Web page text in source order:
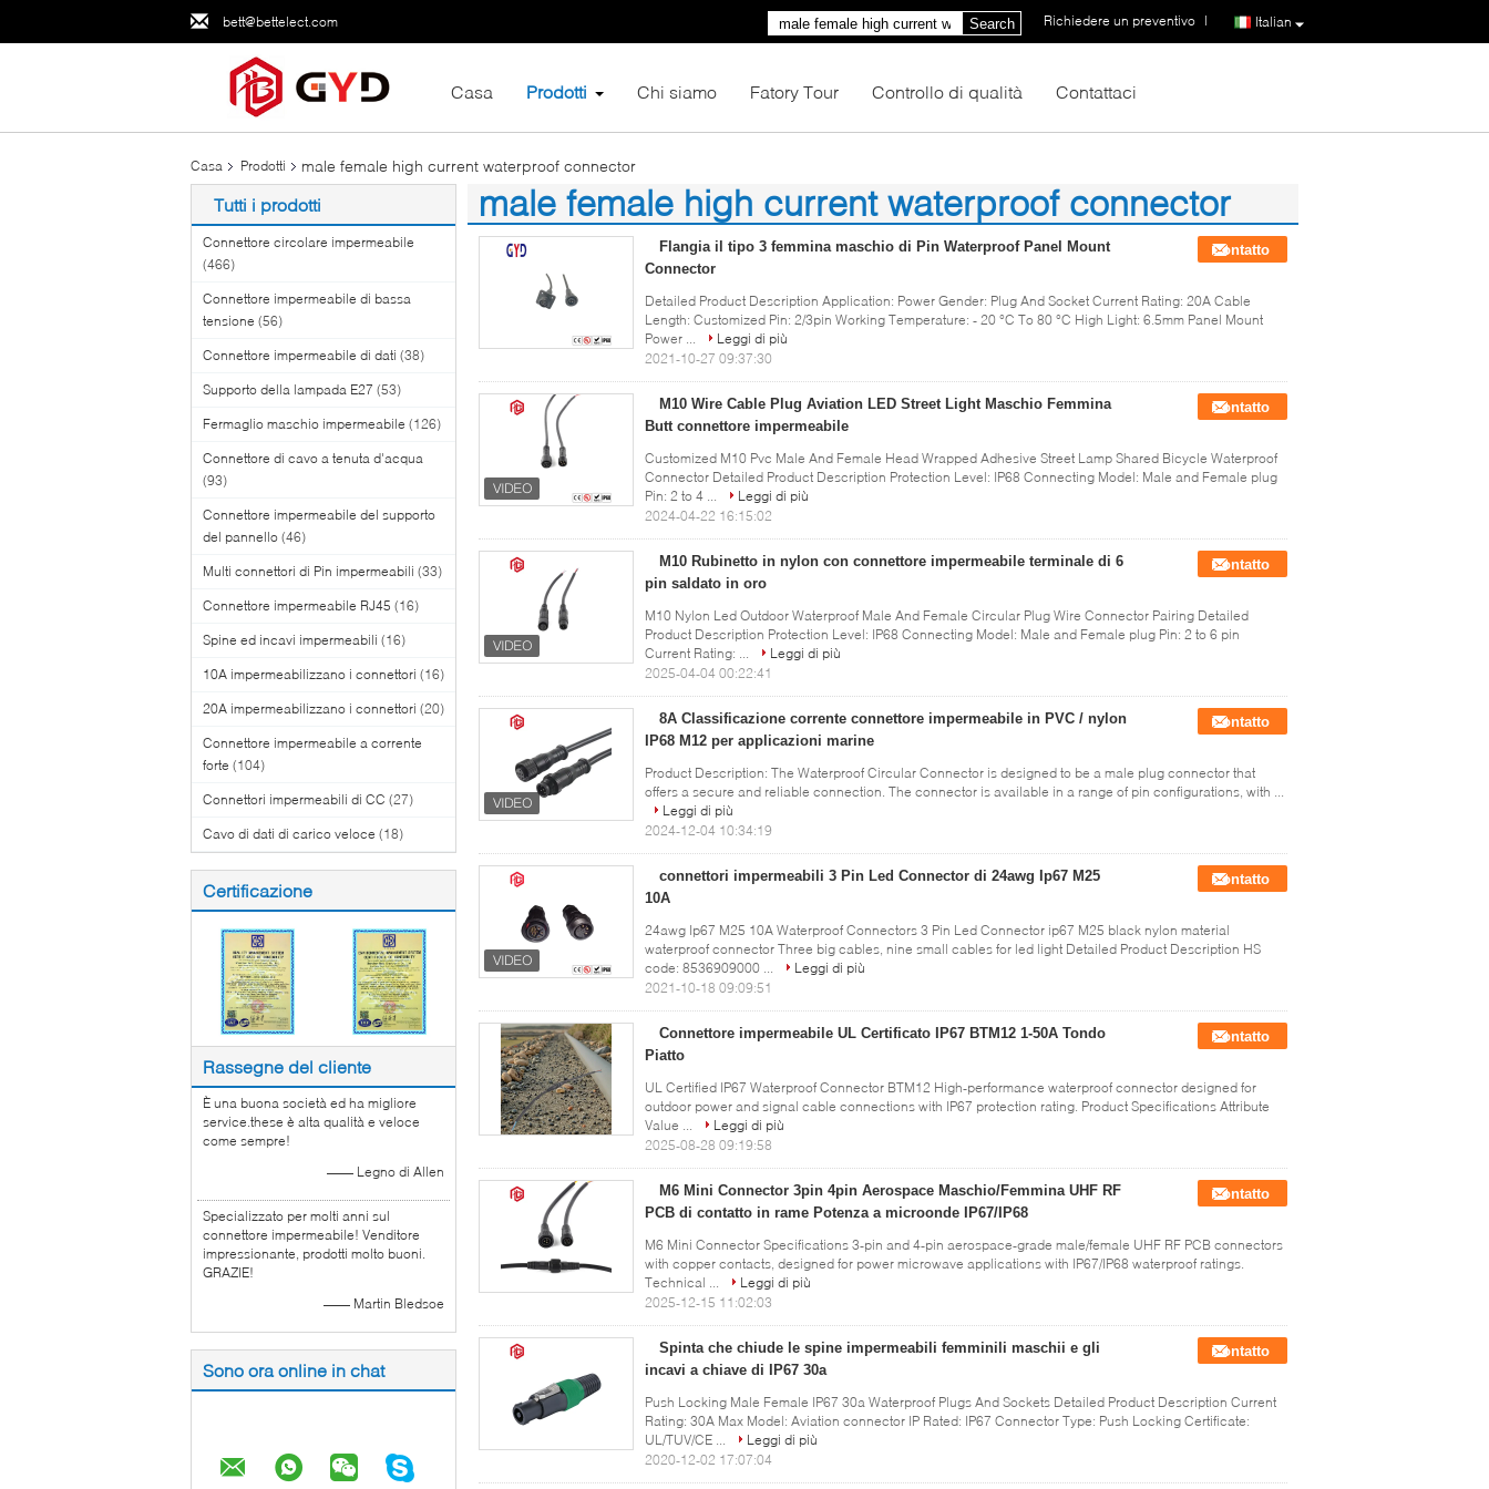
bett@bettelect.com Italian
Richiedere un preventivo |
Search
Casa Prodotti Chi siamo Fatory Tour Controllo di qualità Contattaci
Casa Prodotti male female high current waterproof connector
Tutti i prodotti
Connettore circolare impermeabile
(466)
Connettore impermeabile di bassa
tensione (56)
Connettore impermeabile di dati (38)
Supporto della lampada E27 (53)
Fermaglio maschio impermeabile (126)
Connettore di cavo a tenuta d'acqua
(93)
Connettore impermeabile del supporto
del pannello (46)
Multi connettori di Pin impermeabili (33)
Connettore impermeabile RJ45 (16)
Spine ed incavi impermeabili (16)
10A impermeabilizzano i connettori (16)
20A impermeabilizzano i connettori (20)
Connettore impermeabile a corrente
forte (104)
Connettori impermeabili di CC (27)
Cavo di dati di carico veloce (18)
Certificazione
Rassegne del cliente
È una buona società ed ha migliore
service.these è alta qualità e veloce
come sempre!
—— Legno di Allen
Specializzato per molti anni sul
connettore impermeabile! Venditore
impressionante, prodotti molto buoni.
GRAZIE!
—— Martin Bledsoe
Sono ora online in chat
male female high current waterproof connector
(100)
Flangia il tipo 3 femmina maschio di Pin Waterproof Panel Mount
Connector
Contatto
Detailed Product Description Application: Power Gender: Plug And Socket Current Rating: 20A Cable
Length: Customized Pin: 2/3pin Working Temperature: - 20 °C To 80 °C High Light: 6.5mm Panel Mount
Power ...
Leggi di più
2021-10-27 09:37:30
M10 Wire Cable Plug Aviation LED Street Light Maschio Femmina
Butt connettore impermeabile
Contatto
Customized M10 Pvc Male And Female Head Wrapped Adhesive Street Lamp Shared Bicycle Waterproof
Connector Detailed Product Description Protection Level: IP68 Connecting Model: Male and Female plug
Pin: 2 to 4 ...
Leggi di più
2024-04-22 16:15:02
M10 Rubinetto in nylon con connettore impermeabile terminale di 6
pin saldato in oro
Contatto
M10 Nylon Led Outdoor Waterproof Male And Female Circular Plug Wire Connector Pairing Detailed
Product Description Protection Level: IP68 Connecting Model: Male and Female plug Pin: 2 to 6 pin
Current Rating: ...
Leggi di più
2025-04-04 00:22:41
8A Classificazione corrente connettore impermeabile in PVC / nylon
IP68 M12 per applicazioni marine
Contatto
Product Description: The Waterproof Circular Connector is designed to be a male plug connector that
offers a secure and reliable connection. The connector is available in a range of pin configurations, with ...
Leggi di più
2024-12-04 10:34:19
connettori impermeabili 3 Pin Led Connector di 24awg Ip67 M25
10A
Contatto
24awg Ip67 M25 10A Waterproof Connectors 3 Pin Led Connector ip67 M25 black nylon material
waterproof connector Three big cables, nine small cables for led light Detailed Product Description HS
code: 8536909000 ...
Leggi di più
2021-10-18 09:09:51
Connettore impermeabile UL Certificato IP67 BTM12 1-50A Tondo
Piatto
Contatto
UL Certified IP67 Waterproof Connector BTM12 High-performance waterproof connector designed for
outdoor power and signal cable connections with IP67 protection rating. Product Specifications Attribute
Value ...
Leggi di più
2025-08-28 09:19:58
M6 Mini Connector 3pin 4pin Aerospace Maschio/Femmina UHF RF
PCB di contatto in rame Potenza a microonde IP67/IP68
Contatto
M6 Mini Connector Specifications 3-pin and 4-pin aerospace-grade male/female UHF RF PCB connectors
with copper contacts, designed for power microwave applications with IP67/IP68 waterproof ratings.
Technical ...
Leggi di più
2025-12-15 11:02:03
Spinta che chiude le spine impermeabili femminili maschii e gli
incavi a chiave di IP67 30a
Contatto
Push Locking Male Female IP67 30a Waterproof Plugs And Sockets Detailed Product Description Current
Rating: 30A Max Model: Aviation connector IP Rated: IP67 Connector Type: Push Locking Certificate:
UL/TUV/CE ...
Leggi di più
2020-12-02 17:07:04